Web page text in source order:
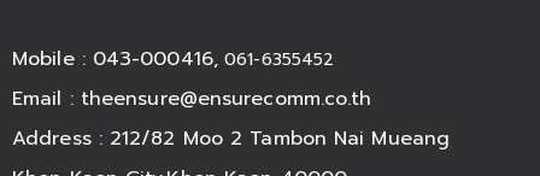
Mobile : 043-000416, 061-6355452
Email : theensure@ensurecomm.co.th
Address : 212/82 Moo 2 Tambon Nai Mueang